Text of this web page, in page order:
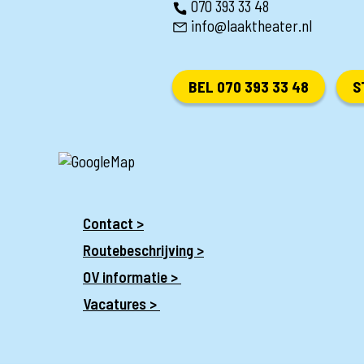
070 393 33 48
info@laaktheater.nl
BEL 070 393 33 48
Contact >
Routebeschrijving >
OV informatie >
Vacatures >